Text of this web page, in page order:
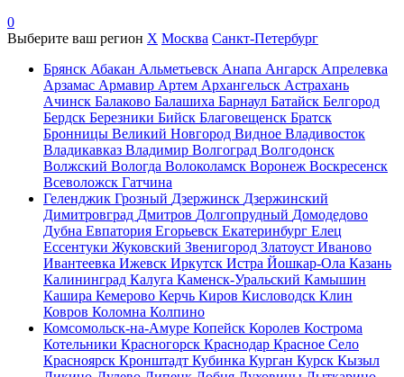
0
Выберите ваш регион X Москва Санкт-Петербург
Брянск Абакан Альметьевск Анапа Ангарск Апрелевка
Арзамас Армавир Артем Архангельск Астрахань
Ачинск Балаково Балашиха Барнаул Батайск Белгород
Бердск Березники Бийск Благовещенск Братск
Бронницы Великий Новгород Видное Владивосток
Владикавказ Владимир Волгоград Волгодонск
Волжский Вологда Волоколамск Воронеж Воскресенск
Всеволожск Гатчина
Геленджик Грозный Дзержинск Дзержинский
Димитровград Дмитров Долгопрудный Домодедово
Дубна Евпатория Егорьевск Екатеринбург Елец
Ессентуки Жуковский Звенигород Златоуст Иваново
Ивантеевка Ижевск Иркутск Истра Йошкар-Ола Казань
Калининград Калуга Каменск-Уральский Камышин
Кашира Кемерово Керчь Киров Кисловодск Клин
Ковров Коломна Колпино
Комсомольск-на-Амуре Копейск Королев Кострома
Котельники Красногорск Краснодар Красное Село
Красноярск Кронштадт Кубинка Курган Курск Кызыл